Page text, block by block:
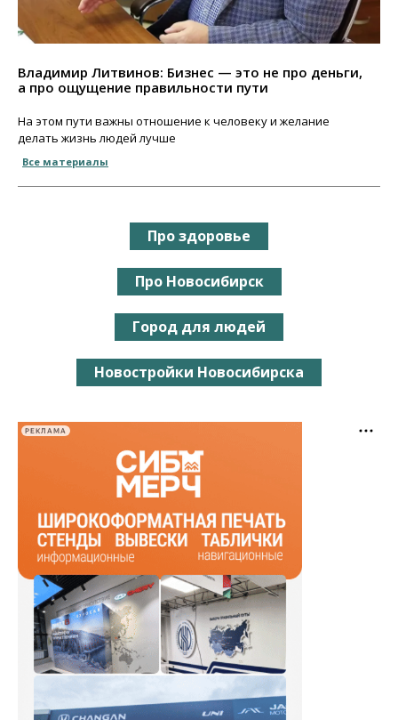
Владимир Литвинов: Бизнес — это не про деньги,
а про ощущение правильности пути
На этом пути важны отношение к человеку и желание
делать жизнь людей лучше
Все материалы
Про здоровье
Про Новосибирск
Город для людей
Новостройки Новосибирска
РЕКЛАМА